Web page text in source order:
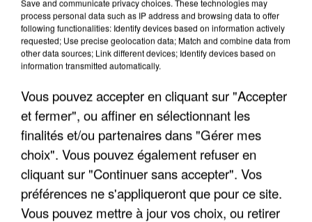
APRÈS TOUTES CES CANICULES, LES REFUGES
DE FAUNE SAUVAGE SONT...
Save and communicate privacy choices. These technologies may
process personal data such as IP address and browsing data to offer
following functionalities: Identify devices based on information actively
requested; Use precise geolocation data; Match and combine data from
other data sources; Link different devices; Identify devices based on
information transmitted automatically.
Vous pouvez accepter en cliquant sur "Accepter
et fermer", ou affiner en sélectionnant les
finalités et/ou partenaires dans "Gérer mes
choix". Vous pouvez également refuser en
cliquant sur "Continuer sans accepter". Vos
préférences ne s'appliqueront que pour ce site.
Vous pouvez mettre à jour vos choix, ou retirer